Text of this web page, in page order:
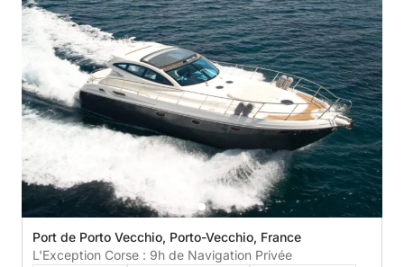
Port de Porto Vecchio, Porto-Vecchio, France
L'Exception Corse : 9h de Navigation Privée